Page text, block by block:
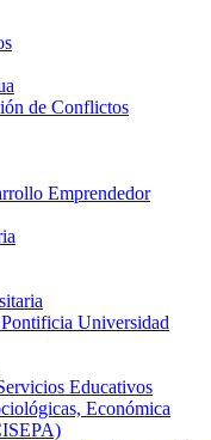
de Conflictos
Emprendedor
Universidad
Educativos
Económica